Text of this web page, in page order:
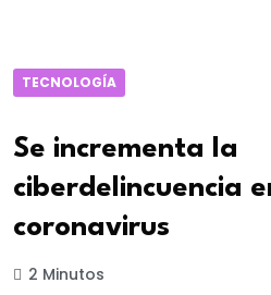
TECNOLOGÍA
Se incrementa la
ciberdelincuencia
coronavirus
2 Minutos